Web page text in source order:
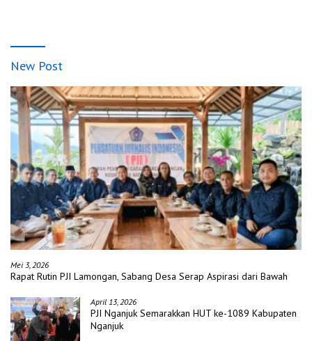
New Post
Mei 3, 2026
Rapat Rutin PJI Lamongan, Sabang Desa Serap Aspirasi dari Bawah
April 13, 2026
PJI Nganjuk Semarakkan HUT ke-1089 Kabupaten
Nganjuk